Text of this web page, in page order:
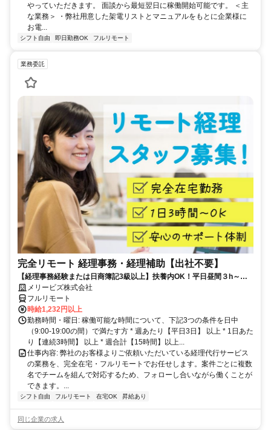
やっていただきます。 面談から最短翌日に稼働開始可能です。 ＜主
な業務＞ ・弊社用意した架電リストとマニュアルをもとに企業様に
お電...
シフト自由 即日勤務OK フルリモート
業務委託
完全リモート 経理事務・経理補助【出社不要】
【経理事務経験または日商簿記3級以上】扶養内OK！平日昼間３h～。
完全在宅で育児・介護中の方も大歓迎♪
メリービズ株式会社
フルリモート
時給1,232円以上
勤務時間・曜日: 稼働可能な時間について、下記3つの条件を日中
（9:00-19:00の間）で満たす方 * 週あたり【平日3日】 以上 * 1日あた
り【連続3時間】 以上 * 週合計【15時間】以上...
仕事内容: 弊社のお客様よりご依頼いただいている経理代行サービス
の業務を、完全在宅・フルリモートでお任せします。案件ごとに複数
名でチームを組んで対応するため、フォローし合いながら働くことが
できます。...
シフト自由 フルリモート 在宅OK 昇給あり
同じ企業の求人